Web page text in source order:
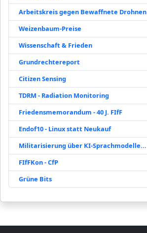
Arbeitskreis gegen Bewaffnete Drohnen
Weizenbaum-Preise
Wissenschaft & Frieden
Grundrechtereport
Citizen Sensing
TDRM - Radiation Monitoring
Friedensmemorandum - 40 J. FIfF
Endof10 - Linux statt Neukauf
Militarisierung über KI-Sprachmodelle...
FIfFKon - CfP
Grüne Bits